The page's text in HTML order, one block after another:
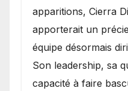
apparitions, Cierra
apporterait un
équipe désormais
Son leadership, sa
capacité à faire